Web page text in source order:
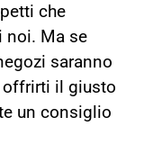
che
noi. Ma se
saranno
offrirti il giusto
un consiglio